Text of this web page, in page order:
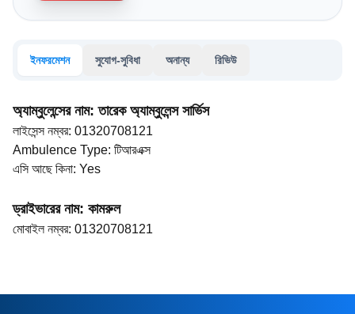
ইনফরমেশন সুযোগ-সুবিধা অনান্য রিভিউ
অ্যাম্বুলেন্সের নাম:তারেক অ্যাম্বুলেন্স সার্ভিস
লাইসেন্স নম্বর: 01320708121
Ambulence Type: টিআরএক্স
এসি আছে কিনা: Yes
ড্রাইভারের নাম: কামরুল
মোবাইল নম্বর: 01320708121